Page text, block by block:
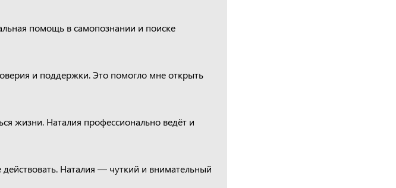
помощь в самопознании и поиске
и поддержки. Это помогло мне открыть
жизни. Наталия профессионально ведёт и
Наталия — чуткий и внимательный